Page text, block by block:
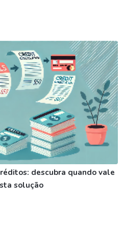
descubra quando vale
solução